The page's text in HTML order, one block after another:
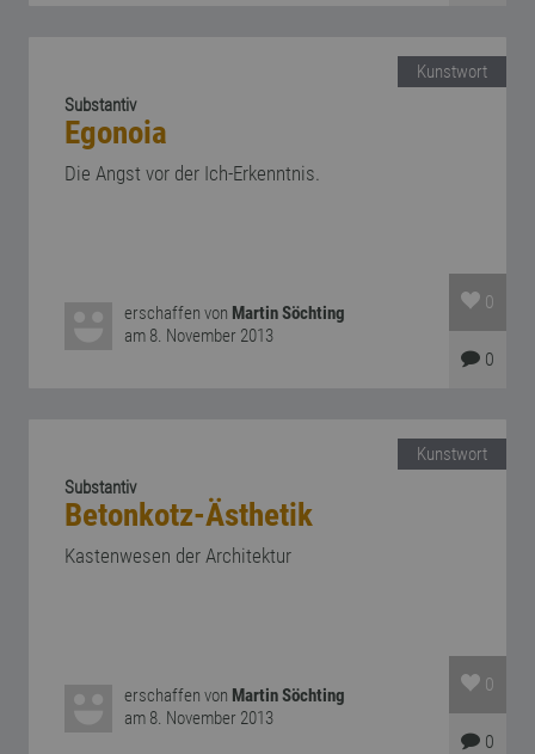
Kunstwort
Substantiv
Egonoia
Die Angst vor der Ich-Erkenntnis.
erschaffen von Martin Söchting
am 8. November 2013
0
0
Kunstwort
Substantiv
Betonkotz-Ästhetik
Kastenwesen der Architektur
erschaffen von Martin Söchting
am 8. November 2013
0
0